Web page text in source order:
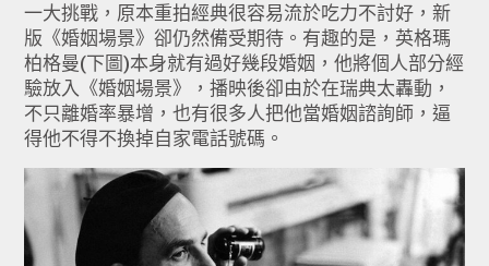
一大挑戰，原本重拍經典很容易流於吃力不討好，新
版《婚姻場景》卻仍然備受期待。有趣的是，英格瑪
柏格曼(下圖)本身就有過好幾段婚姻，他將個人部分經
驗放入《婚姻場景》，播映後卻由於在瑞典太轟動，
不只離婚率暴增，也有很多人把他當婚姻諮詢師，逼
得他不得不換掉自家電話號碼。